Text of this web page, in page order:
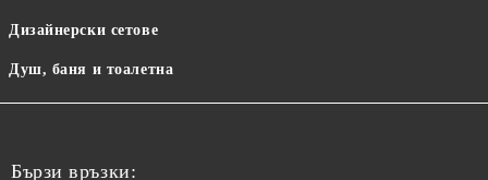
Дизайнерски сетове
Душ, баня и тоалетна
Бързи връзки: